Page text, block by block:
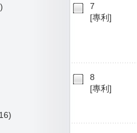
7
[專利]
8
[專利]